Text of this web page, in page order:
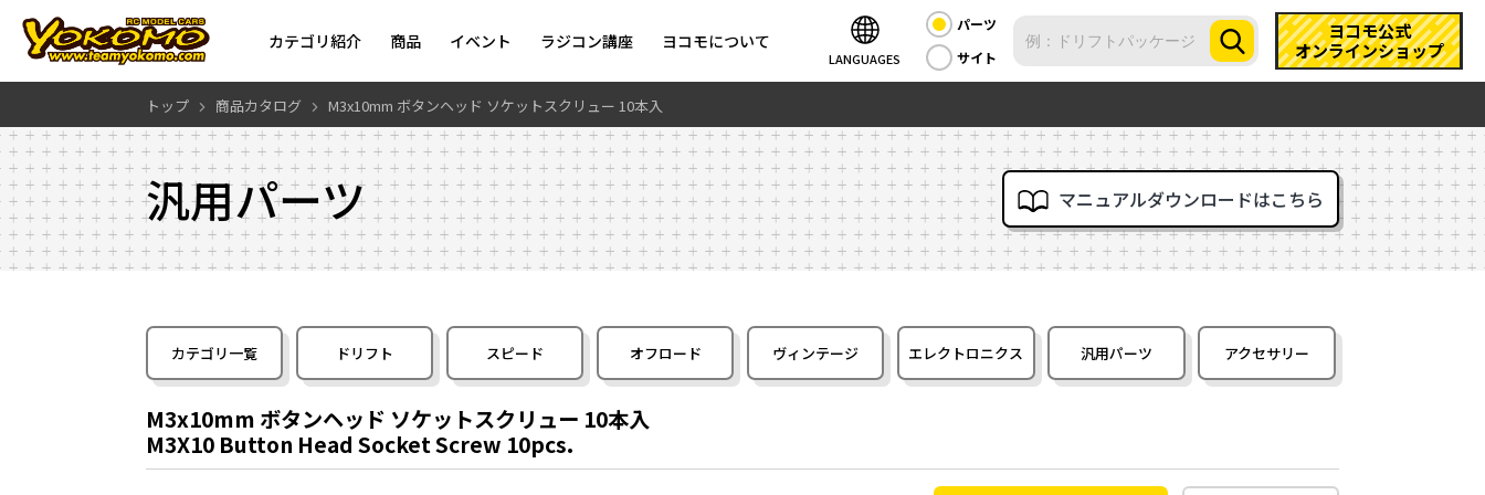
カテゴリ紹介 商品 イベント ラジコン講座 ヨコモについて
LANGUAGES
パーツ
サイト
ヨコモ公式
オンラインショップ
トップ 商品カタログ M3x10mm ボタンヘッド ソケットスクリュー 10本入
汎用パーツ マニュアルダウンロードはこちら
カテゴリ一覧 ドリフト スピード オフロード ヴィンテージ エレクトロニクス 汎用パーツ アクセサリー
M3x10mm ボタンヘッド ソケットスクリュー 10本入
M3X10 Button Head Socket Screw 10pcs.